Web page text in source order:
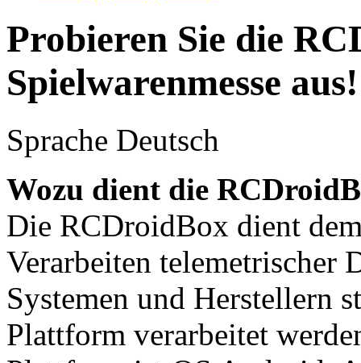
Probieren Sie die
Spielwarenmesse aus!
Sprache Deutsch
Wozu dient die
Die RCDroidBox dient
Verarbeiten telemetrischer
Systemen und Herstellern
Plattform verarbeitet